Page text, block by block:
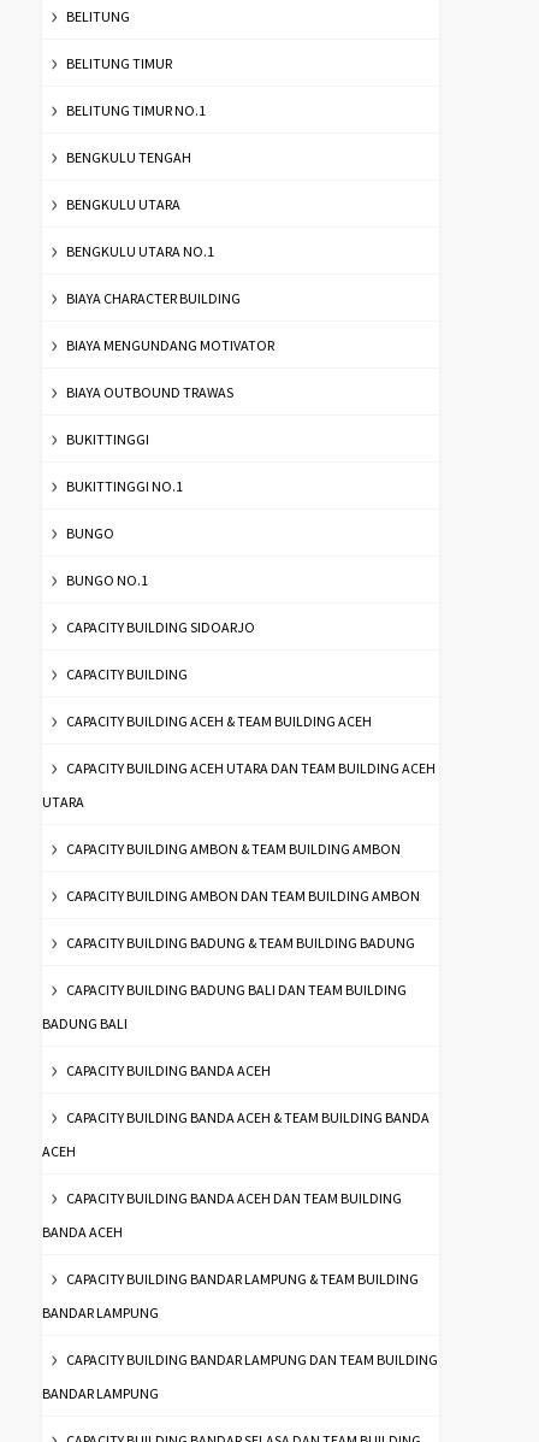
BELITUNG
BELITUNG TIMUR
BELITUNG TIMUR NO.1
BENGKULU TENGAH
BENGKULU UTARA
BENGKULU UTARA NO.1
BIAYA CHARACTER BUILDING
BIAYA MENGUNDANG MOTIVATOR
BIAYA OUTBOUND TRAWAS
BUKITTINGGI
BUKITTINGGI NO.1
BUNGO
BUNGO NO.1
CAPACITY BUILDING SIDOARJO
CAPACITY BUILDING
CAPACITY BUILDING ACEH & TEAM BUILDING ACEH
CAPACITY BUILDING ACEH UTARA DAN TEAM BUILDING ACEH
UTARA
CAPACITY BUILDING AMBON & TEAM BUILDING AMBON
CAPACITY BUILDING AMBON DAN TEAM BUILDING AMBON
CAPACITY BUILDING BADUNG & TEAM BUILDING BADUNG
CAPACITY BUILDING BADUNG BALI DAN TEAM BUILDING
BADUNG BALI
CAPACITY BUILDING BANDA ACEH
CAPACITY BUILDING BANDA ACEH & TEAM BUILDING BANDA
ACEH
CAPACITY BUILDING BANDA ACEH DAN TEAM BUILDING
BANDA ACEH
CAPACITY BUILDING BANDAR LAMPUNG & TEAM BUILDING
BANDAR LAMPUNG
CAPACITY BUILDING BANDAR LAMPUNG DAN TEAM BUILDING
BANDAR LAMPUNG